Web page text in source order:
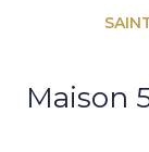
Maison 5 pièce(s) 3 chambre(s)